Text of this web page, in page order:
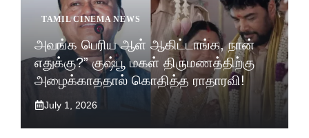
TAMIL CINEMA NEWS
அவங்க பெரிய ஆள் ஆகிட்டாங்க, நான்
எதுக்கு?” குஷ்பூ மகள் திருமணத்திற்கு
அழைக்காததால் கொதித்த ராதாரவி!
July 1, 2026